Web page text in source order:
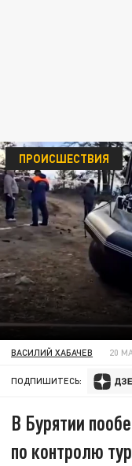
ПРОИСШЕСТВИЯ
ВАСИЛИЙ ХАБАЧЕВ 20
ПОДПИШИТЕСЬ:
В Бурятии
по контролю